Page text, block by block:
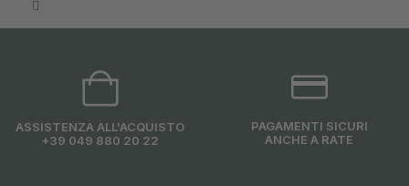
ASSISTENZA ALL'ACQUISTO
+39 049 880 20 22
PAGAMENTI SICURI
ANCHE A RATE